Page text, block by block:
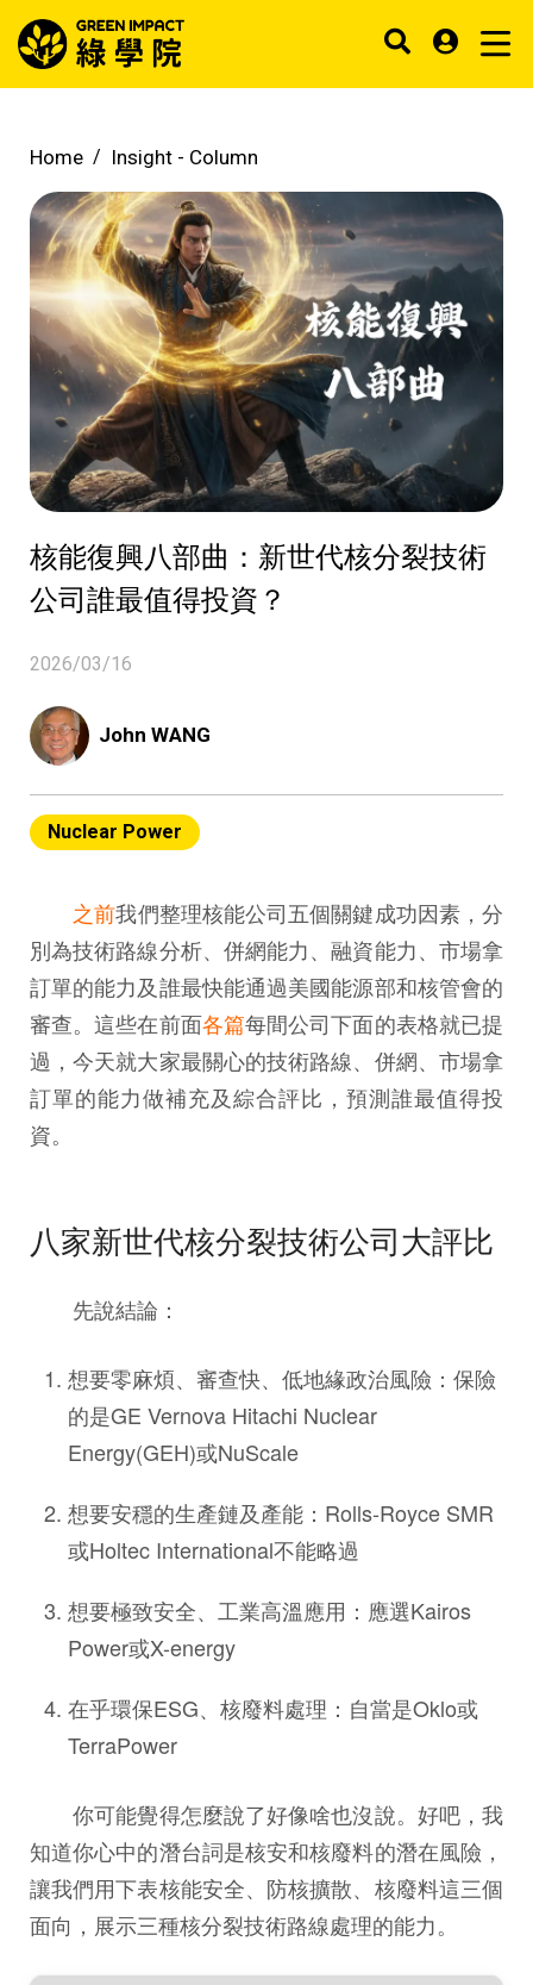
Home Insight - Column
核能復興八部曲：新世代核分裂技術
公司誰最值得投資？
2026/03/16
John WANG
Nuclear Power
之前我們整理核能公司五個關鍵成功因素，分
別為技術路線分析、併網能力、融資能力、市場拿
訂單的能力及誰最快能通過美國能源部和核管會的
審查。這些在前面各篇每間公司下面的表格就已提
過，今天就大家最關心的技術路線、併網、市場拿
訂單的能力做補充及綜合評比，預測誰最值得投
資。
八家新世代核分裂技術公司大評比
先說結論：
想要零麻煩、審查快、低地緣政治風險：保險
的是GE Vernova Hitachi Nuclear
Energy(GEH)或NuScale
想要安穩的生產鏈及產能：Rolls-Royce SMR
或Holtec International不能略過
想要極致安全、工業高溫應用：應選Kairos
Power或X-energy
在乎環保ESG、核廢料處理：自當是Oklo或
TerraPower
你可能覺得怎麼說了好像啥也沒說。好吧，我
知道你心中的潛台詞是核安和核廢料的潛在風險，
讓我們用下表核能安全、防核擴散、核廢料這三個
面向，展示三種核分裂技術路線處理的能力。